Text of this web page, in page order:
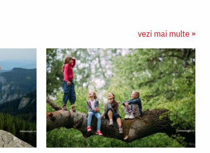
vezi mai multe »